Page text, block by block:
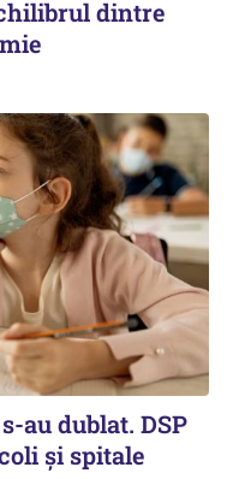
dintre
au dublat. DSP
și spitale